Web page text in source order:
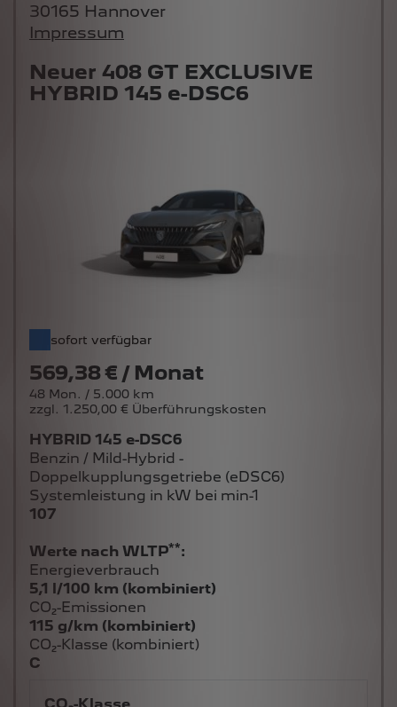
Neuer 408 GT EXCLUSIVE
HYBRID 145 e-DSC6
sofort verfügbar
569,38 € / Monat
48 Mon. / 5.000 km
zzgl. 1.250,00 € Überführungskosten
30165 Hannover
Impressum
HYBRID 145 e-DSC6
Benzin / Mild-Hybrid -
Doppelkupplungsgetriebe (eDSC6)
Systemleistung in kW bei min-1
107
Werte nach WLTP**:
Energieverbrauch
5,1 l/100 km (kombiniert)
CO₂-Emissionen
115 g/km (kombiniert)
CO₂-Klasse (kombiniert)
C